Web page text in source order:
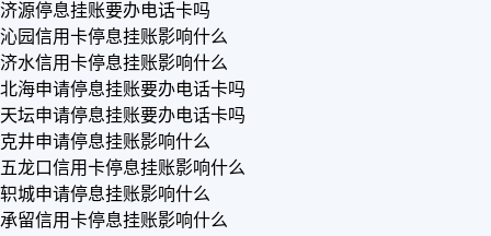
济源停息挂账要办电话卡吗
沁园信用卡停息挂账影响什么
济水信用卡停息挂账影响什么
北海申请停息挂账要办电话卡吗
天坛申请停息挂账要办电话卡吗
克井申请停息挂账影响什么
五龙口信用卡停息挂账影响什么
轵城申请停息挂账影响什么
承留信用卡停息挂账影响什么